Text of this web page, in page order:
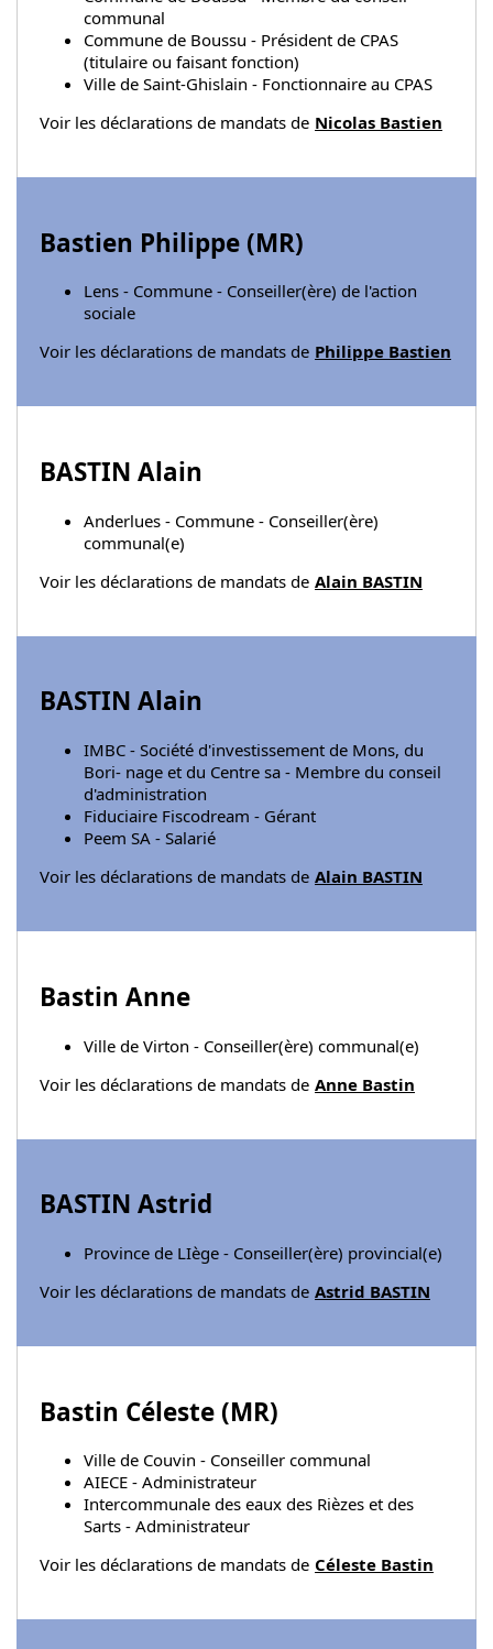
communal
Commune de Boussu - Président de CPAS
(titulaire ou faisant fonction)
Ville de Saint-Ghislain - Fonctionnaire au CPAS
Voir les déclarations de mandats de Nicolas Bastien
Bastien Philippe (MR)
Lens - Commune - Conseiller(ère) de l'action
sociale
Voir les déclarations de mandats de Philippe Bastien
BASTIN Alain
Anderlues - Commune - Conseiller(ère)
communal(e)
Voir les déclarations de mandats de Alain BASTIN
BASTIN Alain
IMBC - Société d'investissement de Mons, du
Bori- nage et du Centre sa - Membre du conseil
d'administration
Fiduciaire Fiscodream - Gérant
Peem SA - Salarié
Voir les déclarations de mandats de Alain BASTIN
Bastin Anne
Ville de Virton - Conseiller(ère) communal(e)
Voir les déclarations de mandats de Anne Bastin
BASTIN Astrid
Province de LIège - Conseiller(ère) provincial(e)
Voir les déclarations de mandats de Astrid BASTIN
Bastin Céleste (MR)
Ville de Couvin - Conseiller communal
AIECE - Administrateur
Intercommunale des eaux des Rièzes et des
Sarts - Administrateur
Voir les déclarations de mandats de Céleste Bastin